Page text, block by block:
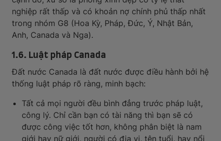
nghiệp rất thấp và có khoản nợ chính phủ thấp nhất
trong nhóm G8 (Hoa Kỳ, Pháp, Đức, Ý, Nhật Bản,
Anh, Canada và Nga).
1.6. Luật pháp Canada
Đất nước Canada là đất nước được điều hành bởi hệ
thống luật pháp rõ ràng, minh bạch:
Tất cả mọi người đều bình đẳng trước pháp luật,
công lý. Chỉ cần bạn có tài năng thì bạn sẽ có
được công việc tốt hơn, không phân biệt là nam
giới hay nữ giới, người có địa vị, tên tuổi, hay nổi